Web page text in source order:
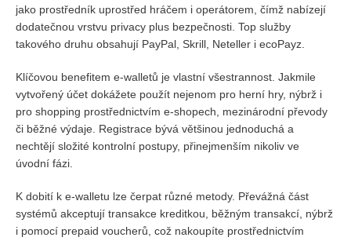
jako prostředník uprostřed hráčem i operátorem, čímž nabízejí
dodatečnou vrstvu privacy plus bezpečnosti. Top služby
takového druhu obsahují PayPal, Skrill, Neteller i ecoPayz.
Klíčovou benefitem e-walletů je vlastní všestrannost. Jakmile
vytvořený účet dokážete použít nejenom pro herní hry, nýbrž i
pro shopping prostřednictvím e-shopech, mezinárodní převody
či běžné výdaje. Registrace bývá většinou jednoduchá a
nechtějí složité kontrolní postupy, přinejmenším nikoliv ve
úvodní fázi.
K dobití k e-walletu lze čerpat různé metody. Převážná část
systémů akceptují transakce kreditkou, běžným transakcí, nýbrž
i pomocí prepaid voucherů, což nakoupíte prostřednictvím